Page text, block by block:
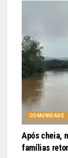
COMUNIDADE
Após cheia,
famílias